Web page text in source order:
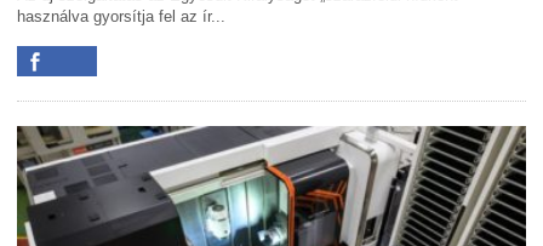
használva gyorsítja fel az ír...